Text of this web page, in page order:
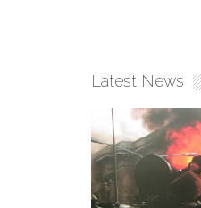
Latest News